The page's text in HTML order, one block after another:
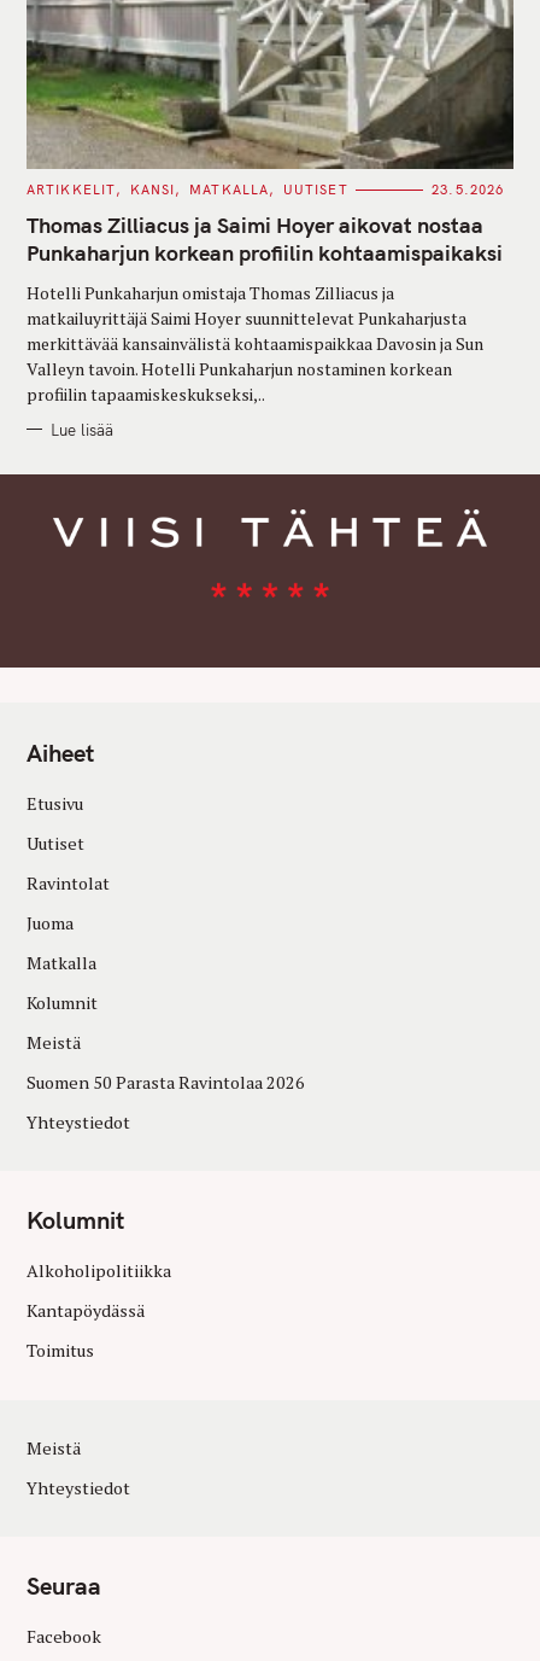
C
T
E
G
O
I
E
S
ARTIKKELIT KANSI MATKALLA UUTISET 23.5.2026
Thomas Zilliacus ja Saimi Hoyer aikovat nostaa
Punkaharjun korkean profiilin kohtaamispaikaksi
Hotelli Punkaharjun omistaja Thomas Zilliacus ja
matkailuyrittäjä Saimi Hoyer suunnittelevat Punkaharjusta
merkittävää kansainvälistä kohtaamispaikkaa Davosin ja Sun
Valleyn tavoin. Hotelli Punkaharjun nostaminen korkean
profiilin tapaamiskeskukseksi,..
Lue lisää
Aiheet
Etusivu
Uutiset
Ravintolat
Juoma
Matkalla
Kolumnit
Meistä
Suomen 50 Parasta Ravintolaa 2026
Yhteystiedot
Kolumnit
Alkoholipolitiikka
Kantapöydässä
Toimitus
Meistä
Yhteystiedot
Seuraa
Facebook